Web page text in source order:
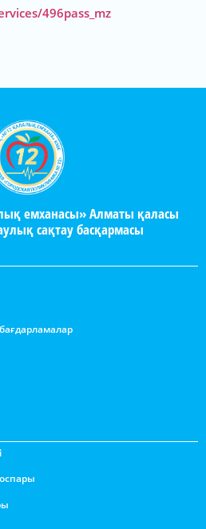
496pass_mz
емханасы» Алматы қаласы
сақтау басқармасы